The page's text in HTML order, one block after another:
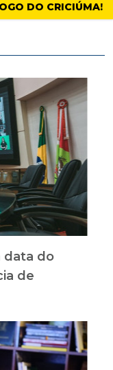
DO CRICIÚMA!
data do
de